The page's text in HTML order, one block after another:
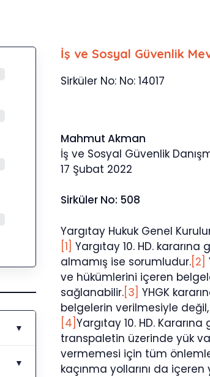
İş ve Sosyal Güvenlik
Sirküler No: No: 14017
Mahmut Akman
İş ve Sosyal Güvenlik
17 Şubat 2022
Sirküler No: 508
Yargıtay Hukuk Genel
[1] Yargıtay 10. HD.
almamış ise sorumludur. [2]
ve hükümlerini içeren
sağlanabilir. [3] YHGK
belgelerin verilmesiyle
[4] Yargıtay 10. HD.
transpaletin üzerinde yük
vermemesi için tüm
kaçınma yollarını da
▼
▼